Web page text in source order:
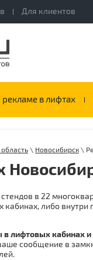
Для клиентов
рекламе в лифтах
\ Новосибирск \
в 22
либо
лифтовых кабинах
сообщение в